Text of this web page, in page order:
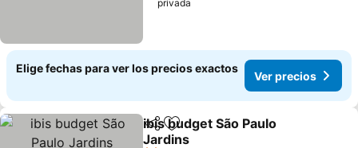
privada
Elige fechas para ver los precios exactos
Ver precios
CompartirAgregar a favoritos
ibis budget São Paulo
Jardins